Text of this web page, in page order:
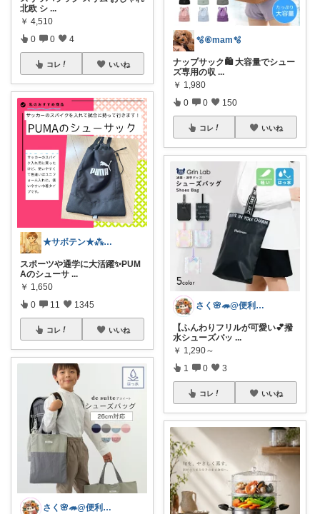
北欧 シ ...
￥ 4,510
0 0 4
コレ いいね
★サボテン★⁂主婦がほしいものを紹介⁂
スポーツや通学に大活躍✨PUM
Aのシューサ ...
￥ 1,650
0 11 1345
コレ いいね
さく🌸🦔@便利でかわいいを探す旅
🫧⑥mam🫧
ナップサック🛍️ 大容量でシュー
ズ専用の収 ...
￥ 1,980
0 0 150
コレ いいね
さく🌸🦔@便利でかわいいを探す旅
【ふんわりフリルが可愛い💕撥
水シューズバッ ...
￥ 1,290～
1 0 3
コレ いいね